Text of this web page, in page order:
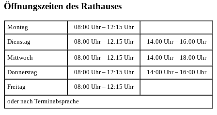
Öffnungszeiten des Rathauses
Montag 08:00 Uhr – 12:15 Uhr
Dienstag 08:00 Uhr – 12:15 Uhr 14:00 Uhr – 16:00 Uhr
Mittwoch 08:00 Uhr – 12:15 Uhr 14:00 Uhr – 18:00 Uhr
Donnerstag 08:00 Uhr – 12:15 Uhr 14:00 Uhr – 16:00 Uhr
Freitag 08:00 Uhr – 12:15 Uhr
oder nach Terminabsprache